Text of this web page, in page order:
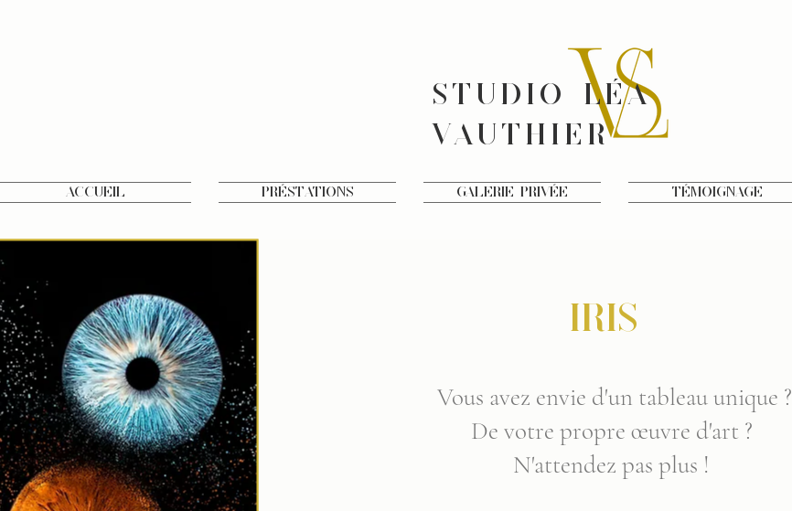
STUDIO LÉA
VAUTHIER
Accueil Préstations Galerie privée Témoignage
IRIS
Vous avez envie d'un tableau unique ?
De votre propre œuvre d'art ?
N'attendez pas plus !